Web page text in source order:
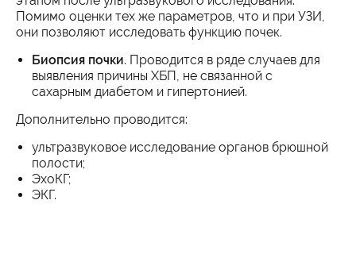
Помимо оценки тех же параметров, что и при УЗИ,
они позволяют исследовать функцию почек.
Биопсия почки. Проводится в ряде случаев для
выявления причины ХБП, не связанной с
сахарным диабетом и гипертонией.
Дополнительно проводится:
ультразвуковое исследование органов брюшной
полости;
ЭхоКГ;
ЭКГ.